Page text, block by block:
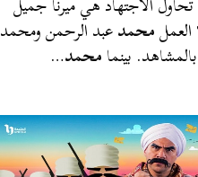
محمدعبد الرحمن ومحمد
بينمامحمد…